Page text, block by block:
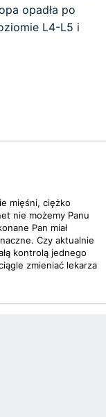
opadła po
L4-L5 i
mięśni, ciężko
nie możemy Panu
Pan miał
Czy aktualnie
kontrolą jednego
zmieniać lekarza